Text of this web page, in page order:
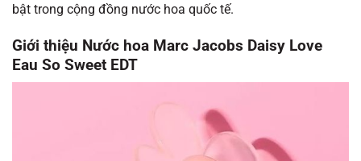
bật trong cộng đồng nước hoa quốc tế.
Giới thiệu Nước hoa Marc Jacobs Daisy Love
Eau So Sweet EDT